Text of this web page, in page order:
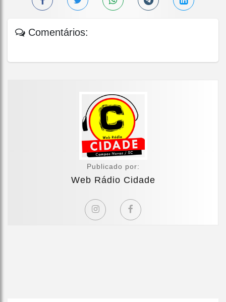
Comentários:
Publicado por:
Web Rádio Cidade